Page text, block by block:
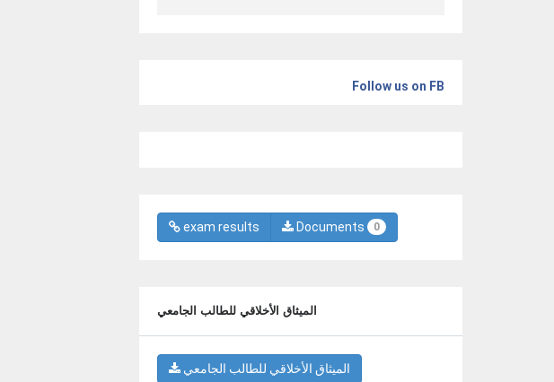
Follow us on FB
exam results Documents 0
الميثاق الأخلاقي للطالب الجامعي
الميثاق الأخلاقي للطالب الجامعي